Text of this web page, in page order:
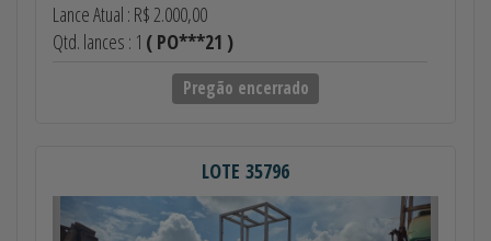
Lance Atual : R$ 2.000,00
Qtd. lances : 1 ( PO***21 )
Pregão encerrado
LOTE 35796
Anterior Próximo